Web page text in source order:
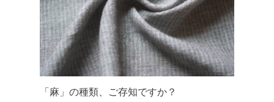
「麻」の種類、ご存知ですか？